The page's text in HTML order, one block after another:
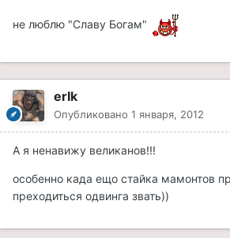
не люблю "Славу Богам"
erIk
Опубликовано 1 января, 2012
А я ненавижу великанов!!!
особенно када ещо стайка мамонтов
преходиться одвинга звать))